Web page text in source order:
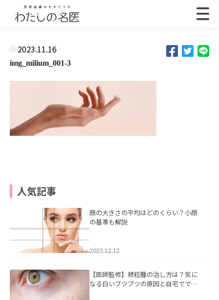
2023.11.16
img_milium_001-3
人気記事
顔の大きさの平均はどのくらい？小顔
の基準も解説
2023.12.12
【医師監修】稗粒腫の治し方は？気に
なる白いブツブツの原因と自宅ででき